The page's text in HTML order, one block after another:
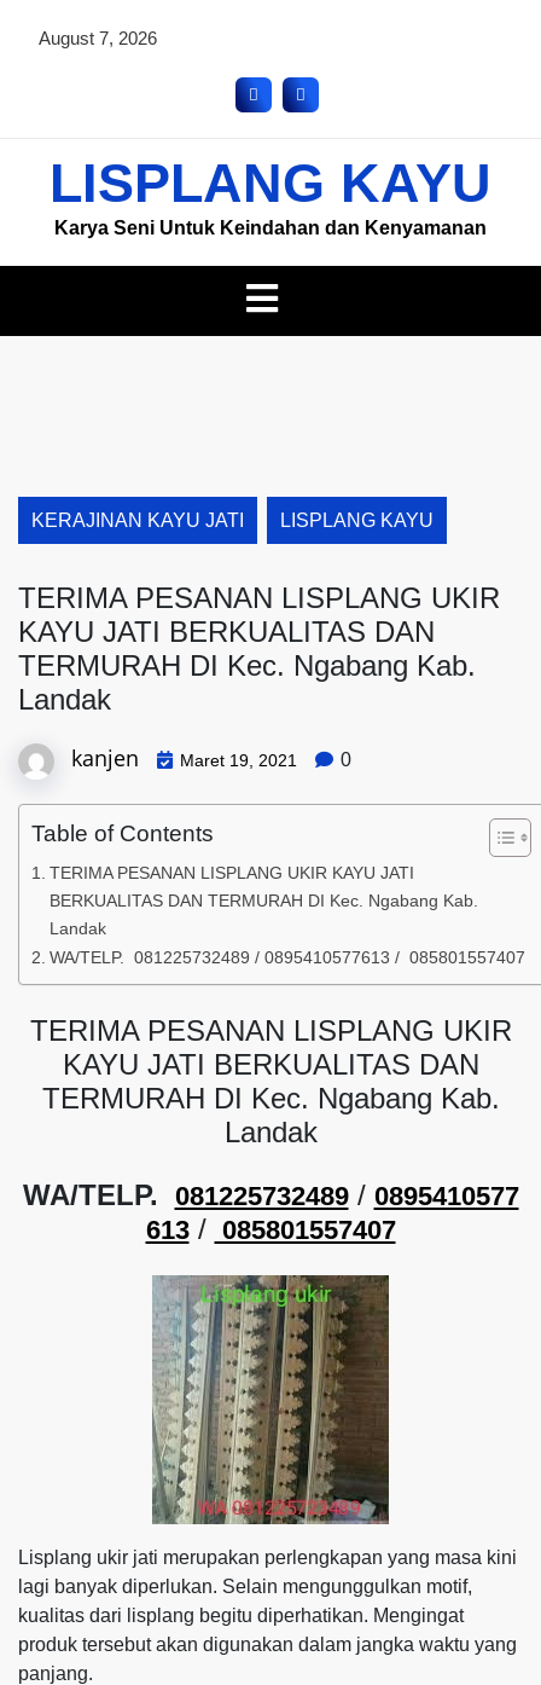
August 7, 2026
LISPLANG KAYU
Karya Seni Untuk Keindahan dan Kenyamanan
KERAJINAN KAYU JATI LISPLANG KAYU
TERIMA PESANAN LISPLANG UKIR
KAYU JATI BERKUALITAS DAN
TERMURAH DI Kec. Ngabang Kab.
Landak
kanjen Maret 19, 2021 0
Table of Contents
TERIMA PESANAN LISPLANG UKIR KAYU JATI
BERKUALITAS DAN TERMURAH DI Kec. Ngabang Kab.
Landak
WA/TELP. 081225732489 / 0895410577613 / 085801557407
TERIMA PESANAN LISPLANG UKIR
KAYU JATI BERKUALITAS DAN
TERMURAH DI Kec. Ngabang Kab.
Landak
WA/TELP. 081225732489/ 0895410577
613/ 085801557407
Lisplang ukir jati merupakan perlengkapan yang masa kini
lagi banyak diperlukan. Selain mengunggulkan motif,
kualitas dari lisplang begitu diperhatikan. Mengingat
produk tersebut akan digunakan dalam jangka waktu yang
panjang.